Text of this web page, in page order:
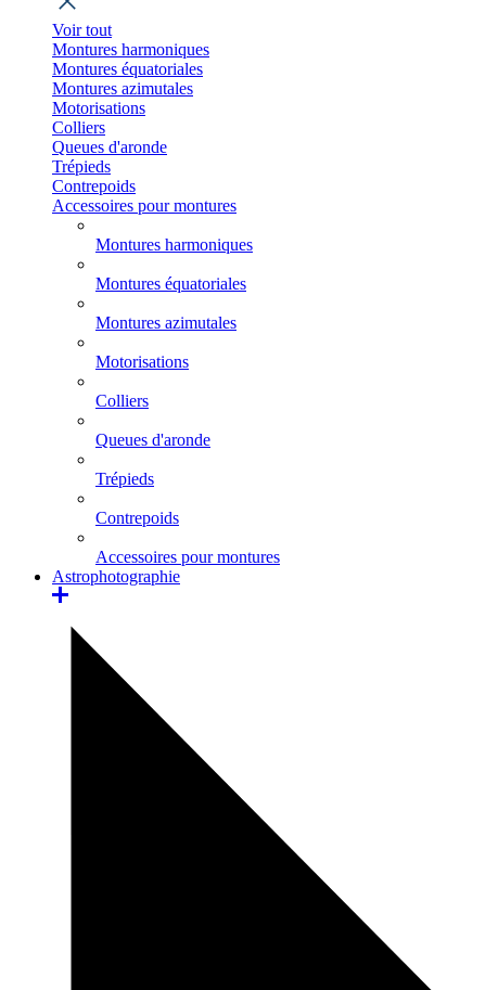
Voir tout
Montures harmoniques
Montures équatoriales
Montures azimutales
Motorisations
Colliers
Queues d'aronde
Trépieds
Contrepoids
Accessoires pour montures
Montures harmoniques
Montures équatoriales
Montures azimutales
Motorisations
Colliers
Queues d'aronde
Trépieds
Contrepoids
Accessoires pour montures
Astrophotographie